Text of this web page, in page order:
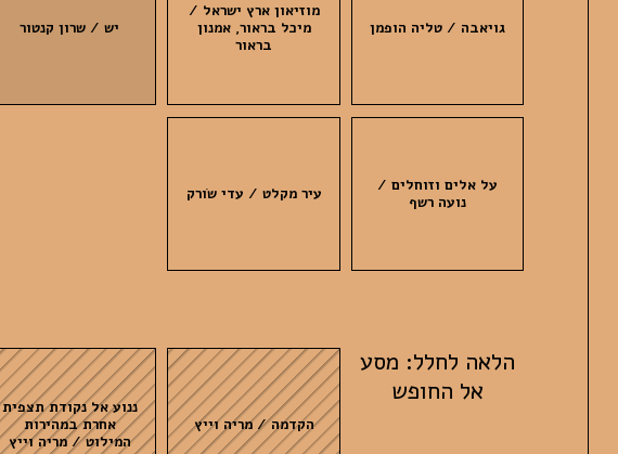
גויאבה / טליה הופמן
מוזיאון ארץ ישראל /
מיכל בראור, אמנון
בראור
יש / שרון קנטור
על אלים וזוחלים /
נועה רשף
עיר מקלט / עדי שֹורק
הלאה לחלל: מסע
אל החופש
הקדמה / מריה וייץ
ננוע אל נקודת תצפית
אחרת במהירות
המילוט / מריה וייץ